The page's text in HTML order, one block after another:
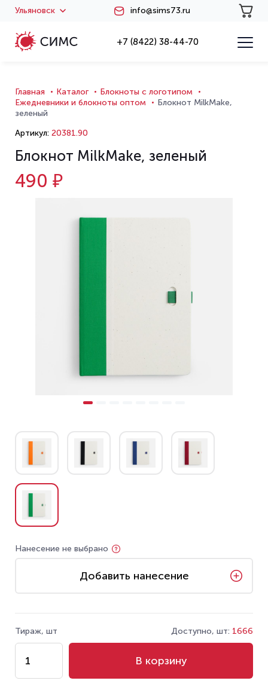
Ульяновск info@sims73.ru
+7 (8422) 38-44-70
Главная Каталог
Блокноты с логотипом
Ежедневники и блокноты оптом
Блокнот MilkMake,
зеленый
Артикул: 20381.90
Блокнот MilkMake, зеленый
490 ₽
Нанесение не выбрано
Добавить нанесение
Тираж, шт Доступно, шт: 1666
В корзину